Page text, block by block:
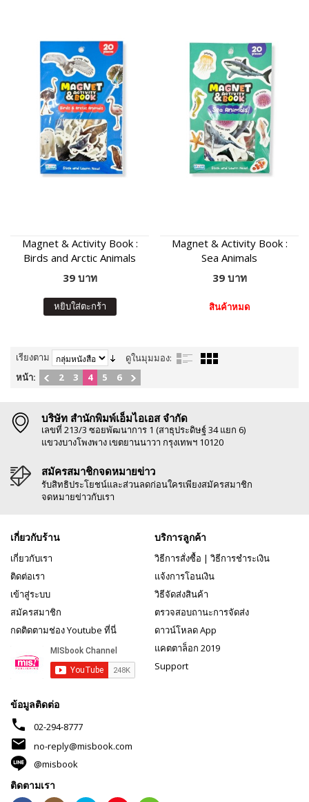
Magnet & Activity Book :
Birds and Arctic Animals
39 บาท
หยิบใส่ตะกร้า
Magnet & Activity Book :
Sea Animals
39 บาท
สินค้าหมด
เรียงตาม
ดูในมุมมอง:
หน้า:
2 3 4 5 6
บริษัท สำนักพิมพ์เอ็มไอเอส จำกัด
เลขที่ 213/3 ซอยพัฒนาการ 1 (สาธุประดิษฐ์ 34 แยก 6)
แขวงบางโพงพาง เขตยานนาวา กรุงเทพฯ 10120
สมัครสมาชิกจดหมายข่าว
รับสิทธิประโยชน์และส่วนลดก่อนใครเพียงสมัครสมาชิก
จดหมายข่าวกับเรา
เกี่ยวกับร้าน
เกี่ยวกับเรา
ติดต่อเรา
เข้าสู่ระบบ
สมัครสมาชิก
กดติดตามช่อง Youtube ที่นี่
บริการลูกค้า
วิธีการสั่งซื้อ | วิธีการชำระเงิน
แจ้งการโอนเงิน
วิธีจัดส่งสินค้า
ตรวจสอบถานะการจัดส่ง
ดาวน์โหลด App
แคตตาล็อก 2019
Support
ข้อมูลติดต่อ
phone 02-294-8777
mail
no-reply@misbook.com
@misbook
ติดตามเรา